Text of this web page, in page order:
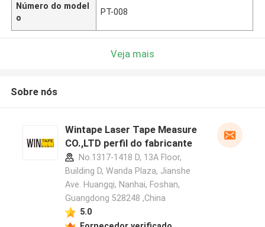
Número do model
o
PT-008
Veja mais
Sobre nós
Wintape Laser Tape Measure
CO.,LTD perfil do fabricante
No.1317-1418 D, 13A Floor,
Building D, Wanda Plaza, Jianshe
Ave. Huangqi, Nanhai, Foshan,
Guangdong 528248 ,China
5.0